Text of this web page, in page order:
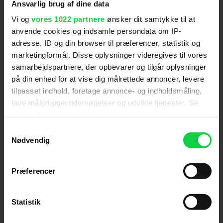
Ansvarlig brug af dine data
Vi og vores 1022 partnere ønsker dit samtykke til at
anvende cookies og indsamle persondata om IP-
adresse, ID og din browser til præferencer, statistik og
marketingformål. Disse oplysninger videregives til vores
samarbejdspartnere, der opbevarer og tilgår oplysninger
på din enhed for at vise dig målrettede annoncer, levere
tilpasset indhold, foretage annonce- og indholdsmåling,
lave målgruppeundersøgelser og udvikle tjenester. Se
tilbage eller ændre indstillinger fra vores
"Cookiedeklaration", eller ved at trykke på "Privacy
Indsamle præcise oplysninger om din placering,
Nødvendig
Præferencer
Statistik
Soundvenue
"Er et underholdende, enkeltstående actioneventyr,
som kan nydes uden særlig baggrundsviden." (Jonas
Ernst Monty)
Børsen
"Er et underholdende gensyn med galaksen langt,
franchise, der savner nye idéer." (Michael Solgaard)